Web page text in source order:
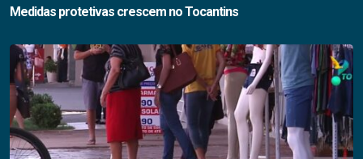
Medidas protetivas crescem no Tocantins